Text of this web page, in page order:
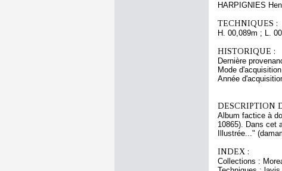
HARPIGNIES
TECHNIQUES :
H. 00,089m ; L.
HISTORIQUE :
Dernière
Mode
Année
DESCRIPTION
Album factice à
10865). Dans cet
Illustrée..."
INDEX :
Collections :